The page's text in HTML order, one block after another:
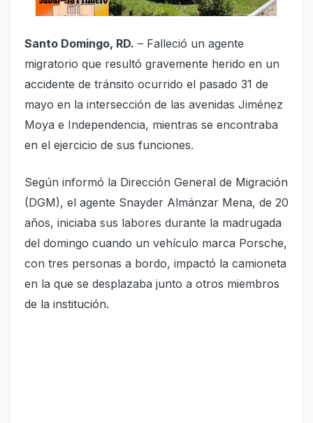
Santo Domingo, RD. – Falleció un agente
migratorio que resultó gravemente herido en un
accidente de tránsito ocurrido el pasado 31 de
mayo en la intersección de las avenidas Jiménez
Moya e Independencia, mientras se encontraba
en el ejercicio de sus funciones.
Según informó la Dirección General de Migración
(DGM), el agente Snayder Almánzar Mena, de 20
años, iniciaba sus labores durante la madrugada
del domingo cuando un vehículo marca Porsche,
con tres personas a bordo, impactó la camioneta
en la que se desplazaba junto a otros miembros
de la institución.